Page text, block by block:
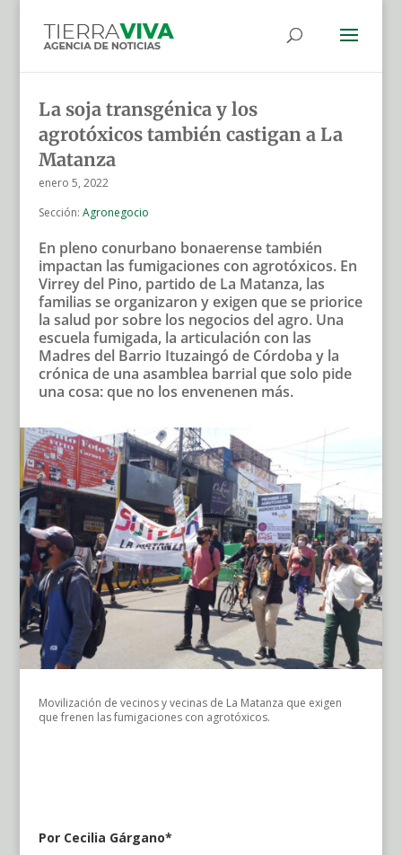
La soja transgénica y los
agrotóxicos también castigan a La
Matanza
enero 5, 2022
Sección: Agronegocio
En pleno conurbano bonaerense también
impactan las fumigaciones con agrotóxicos. En
Virrey del Pino, partido de La Matanza, las
familias se organizaron y exigen que se priorice
la salud por sobre los negocios del agro. Una
escuela fumigada, la articulación con las
Madres del Barrio Ituzaingó de Córdoba y la
crónica de una asamblea barrial que solo pide
una cosa: que no los envenenen más.
Movilización de vecinos y vecinas de La Matanza que exigen
que frenen las fumigaciones con agrotóxicos.
Por Cecilia Gárgano*